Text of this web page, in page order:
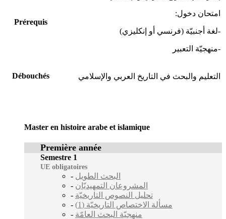
Prérequis
امتحان دخول:
-لغة أجنبيّة (فرنسي أو إنكليزي)
-منهجيّة التعبير
Débouchés التعليم والبحث في التاريخ العربي والإسلامي
Master en histoire arabe et islamique
Première année
Semestre 1
UE obligatoires
- البحث الطويل
- المشروعان التمهيديّان
- تحليل النصوص التاريخيّة
-
مسألة الاختصاص التاريخيّة (1)
- منهجيّة البحث العامّة